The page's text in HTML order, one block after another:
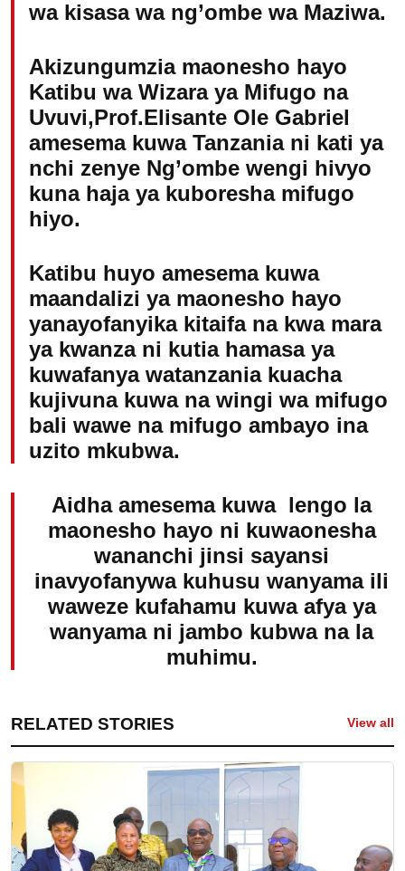
wa kisasa wa ng’ombe wa Maziwa.
Akizungumzia maonesho hayo
Katibu wa Wizara ya Mifugo na
Uvuvi,Prof.Elisante Ole Gabriel
amesema kuwa Tanzania ni kati ya
nchi zenye Ng’ombe wengi hivyo
kuna haja ya kuboresha mifugo
hiyo.
Katibu huyo amesema kuwa
maandalizi ya maonesho hayo
yanayofanyika kitaifa na kwa mara
ya kwanza ni kutia hamasa ya
kuwafanya watanzania kuacha
kujivuna kuwa na wingi wa mifugo
bali wawe na mifugo ambayo ina
uzito mkubwa.
Aidha amesema kuwa lengo la
maonesho hayo ni kuwaonesha
wananchi jinsi sayansi
inavyofanywa kuhusu wanyama ili
waweze kufahamu kuwa afya ya
wanyama ni jambo kubwa na la
muhimu.
RELATED STORIES View all